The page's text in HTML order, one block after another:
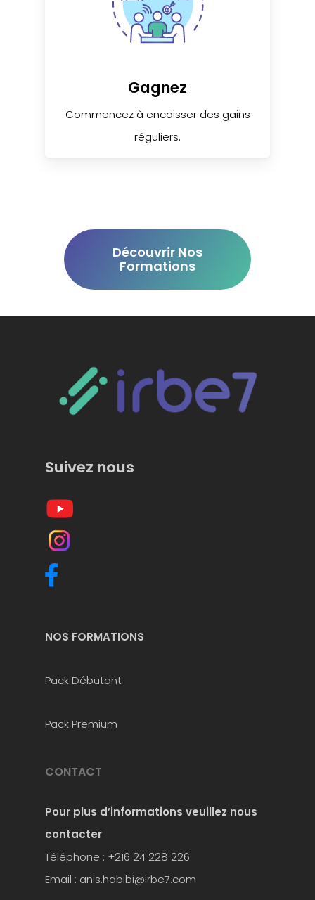
Gagnez
Commencez à encaisser des gains
réguliers.
Découvrir Nos
Formations
Suivez nous
NOS FORMATIONS
Pack Débutant
Pack Premium
CONTACT
Pour plus d’informations veuillez nous
contacter
Téléphone : +216 24 228 226
Email : anis.habibi@irbe7.com